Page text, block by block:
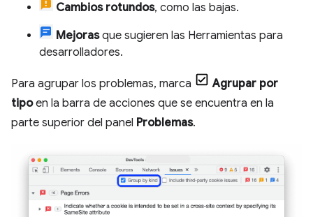
Cambios rotundos, como las bajas.
Mejorasque sugieren las Herramientas para
desarrolladores.
Para agrupar los problemas, marca
Agrupar por
tipoen la barra de acciones que se encuentra en la
parte superior del panel Problemas.